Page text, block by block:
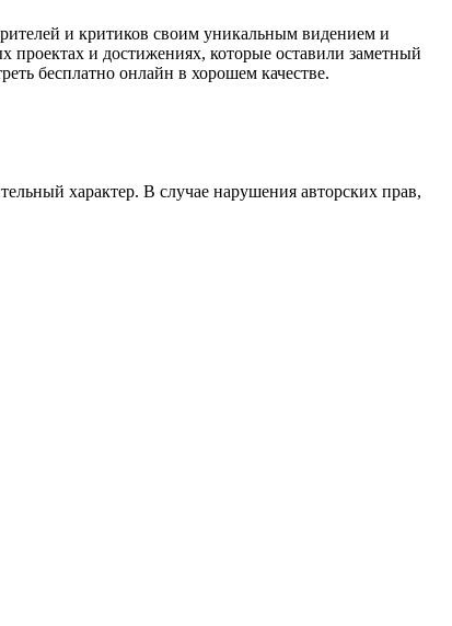
и критиков своим уникальным видением и
и достижениях, которые оставили заметный
бесплатно онлайн в хорошем качестве.
характер. В случае нарушения авторских прав,